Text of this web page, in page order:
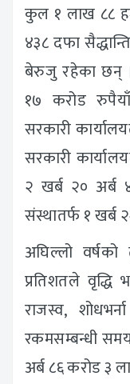
कुल १ लाख ८८
४३८ दफा
बेरुजु रहेका छन्
१७ करोड
सरकारी
सरकारी
२ खर्ब २० अर्ब
संस्थातर्फ १ खर्ब
अघिल्लो
प्रतिशतले वृद्धि
राजस्व,
रकमसम्बन्धी
अर्ब ८६ करोड ३